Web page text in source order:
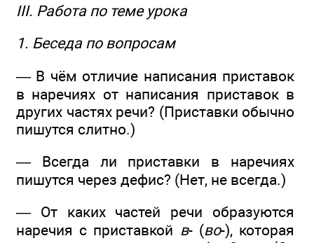
III. Работа по теме урока
1. Беседа по вопросам
— В чём отличие написания приставок
в наречиях от написания приставок в
других частях речи? (Приставки обычно
пишутся слитно.)
— Всегда ли приставки в наречиях
пишутся через дефис? (Нет, не всегда.)
— От каких частей речи образуются
наречия с приставкой в- (во-), которая